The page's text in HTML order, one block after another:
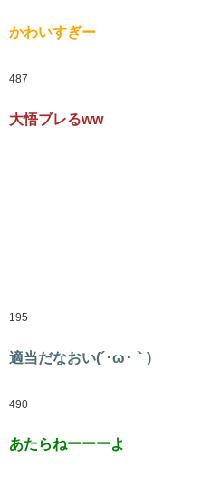
かわいすぎー
487
大悟ブレるww
195
適当だなおい(´･ω･｀)
490
あたらねーーーよ